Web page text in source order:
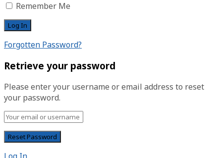
Remember Me
Forgotten Password?
Retrieve your password
Please enter your username or email address to reset
your password.